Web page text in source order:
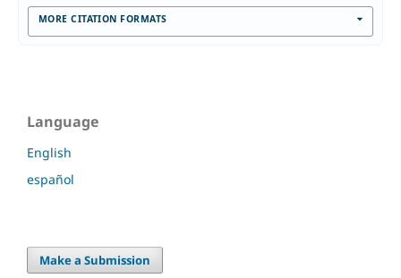
MORE CITATION FORMATS
Language
English
español
Make a Submission